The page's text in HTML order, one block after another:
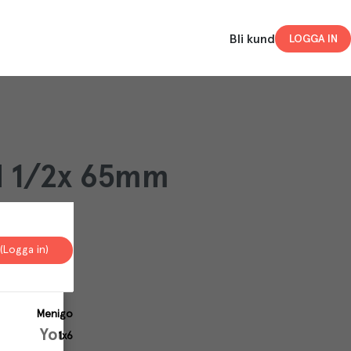
Bli kund LOGGA IN
1/2x 65mm
in)
Menigo
1x6
Your